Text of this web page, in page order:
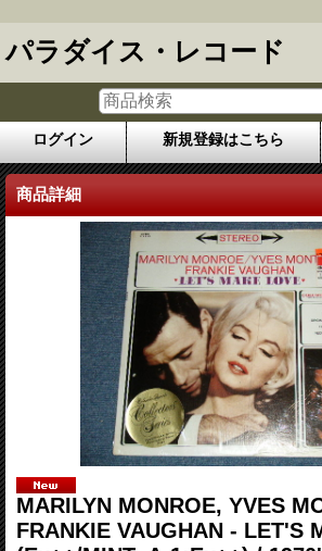
パラダイス・レコード
ログイン 新規登録はこちら
商品詳細
MARILYN MONROE, YVES
FRANKIE VAUGHAN - LET'S